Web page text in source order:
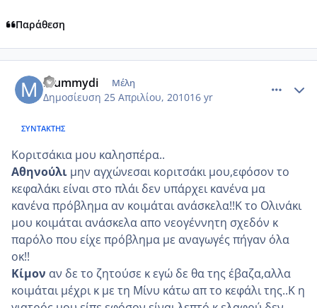
Παράθεση
mummydi Μέλη
Δημοσίευση 25 Απριλίου, 201016 yr
ΣΥΝΤΆΚΤΗΣ
Koριτσάκια μου καλησπέρα..
Αθηνούλι μην αγχώνεσαι κοριτσάκι μου,εφόσον το
κεφαλάκι είναι στο πλάι δεν υπάρχει κανένα μα
κανένα πρόβλημα αν κοιμάται ανάσκελα!!Κ το Ολινάκι
μου κοιμάται ανάσκελα απο νεογέννητη σχεδόν κ
παρόλο που είχε πρόβλημα με αναγωγές πήγαν όλα
οκ!!
Κίμον αν δε το ζητούσε κ εγώ δε θα της έβαζα,αλλα
κοιμάται μέχρι κ με τη Μίνυ κάτω απ το κεφάλι της..Κ η